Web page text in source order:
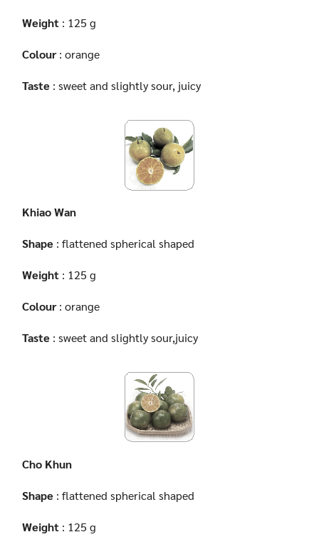
Weight : 125 g
Colour: orange
Taste : sweet and slightly sour, juicy
Khiao Wan
Shape : flattened spherical shaped
Weight : 125 g
Colour: orange
Taste : sweet and slightly sour,juicy
Cho Khun
Shape : flattened spherical shaped
Weight : 125 g